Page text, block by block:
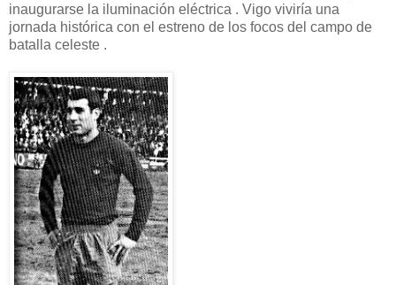
inaugurarse la iluminación eléctrica . Vigo viviría una
jornada histórica con el estreno de los focos del campo de
batalla celeste .